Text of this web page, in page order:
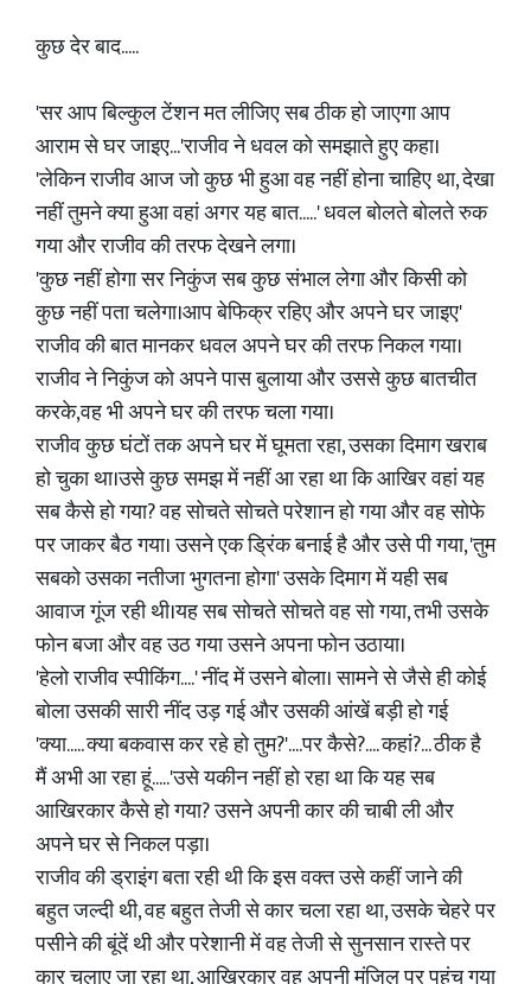
कुछ देर बाद.....
'सर आप बिल्कुल टेंशन मत लीजिए सब ठीक हो जाएगा आप
आराम से घर जाइए...'राजीव ने धवल को समझाते हुए कहा।
'लेकिन राजीव आज जो कुछ भी हुआ वह नहीं होना चाहिए था, देखा
नहीं तुमने क्या हुआ वहां अगर यह बात.....' धवल बोलते बोलते रुक
गया और राजीव की तरफ देखने लगा।
'कुछ नहीं होगा सर निकुंज सब कुछ संभाल लेगा और किसी को
कुछ नहीं पता चलेगा।आप बेफिक्र रहिए और अपने घर जाइए'
राजीव की बात मानकर धवल अपने घर की तरफ निकल गया।
राजीव ने निकुंज को अपने पास बुलाया और उससे कुछ बातचीत
करके,वह भी अपने घर की तरफ चला गया।
राजीव कुछ घंटों तक अपने घर में घूमता रहा, उसका दिमाग खराब
हो चुका था।उसे कुछ समझ में नहीं आ रहा था कि आखिर वहां यह
सब कैसे हो गया? वह सोचते सोचते परेशान हो गया और वह सोफे
पर जाकर बैठ गया। उसने एक ड्रिंक बनाई है और उसे पी गया, 'तुम
सबको उसका नतीजा भुगतना होगा' उसके दिमाग में यही सब
आवाज गूंज रही थी।यह सब सोचते सोचते वह सो गया, तभी उसके
फोन बजा और वह उठ गया उसने अपना फोन उठाया।
'हेलो राजीव स्पीकिंग....' नींद में उसने बोला। सामने से जैसे ही कोई
बोला उसकी सारी नींद उड़ गई और उसकी आंखें बड़ी हो गई
'क्या..... क्या बकवास कर रहे हो तुम?'....पर कैसे?.... कहां?... ठीक है
मैं अभी आ रहा हूं.....'उसे यकीन नहीं हो रहा था कि यह सब
आखिरकार कैसे हो गया? उसने अपनी कार की चाबी ली और
अपने घर से निकल पड़ा।
राजीव की ड्राइंग बता रही थी कि इस वक्त उसे कहीं जाने की
बहुत जल्दी थी, वह बहुत तेजी से कार चला रहा था, उसके चेहरे पर
पसीने की बूंदें थी और परेशानी में वह तेजी से सुनसान रास्ते पर